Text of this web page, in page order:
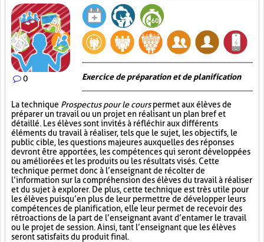
0 Exercice de préparation et de planification
La technique Prospectus pour le courspermet aux élèves de
préparer un travail ou un projet en réalisant un plan bref et
détaillé. Les élèves sont invités à réfléchir aux différents
éléments du travail à réaliser, tels que le sujet, les objectifs, le
public cible, les questions majeures auxquelles des réponses
devront être apportées, les compétences qui seront développées
ou améliorées et les produits ou les résultats visés. Cette
technique permet donc à l’enseignant de récolter de
l’information sur la compréhension des élèves du travail à réaliser
et du sujet à explorer. De plus, cette technique est très utile pour
les élèves puisqu’en plus de leur permettre de développer leurs
compétences de planification, elle leur permet de recevoir des
rétroactions de la part de l’enseignant avant d’entamer le travail
ou le projet de session. Ainsi, tant l’enseignant que les élèves
seront satisfaits du produit final.